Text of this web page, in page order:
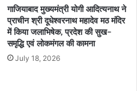
गाजियाबाद मुख्यमंत्री योगी आदित्यनाथ ने
प्राचीन श्री दूधेश्वरनाथ महादेव मठ मंदिर
में किया जलाभिषेक, प्रदेश की सुख-
समृद्धि एवं लोकमंगल की कामना
July 18, 2026